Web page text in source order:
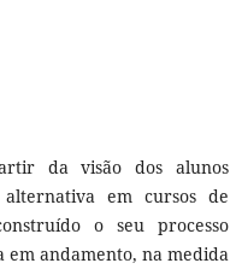
da visão dos alunos
em cursos de
o seu processo
em andamento, na medida